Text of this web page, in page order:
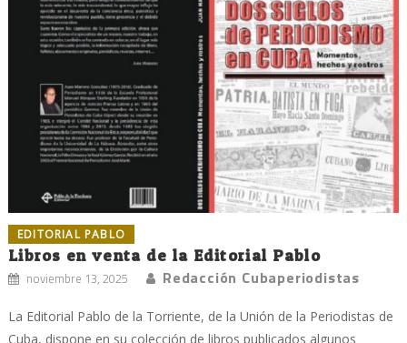
EDITORIAL PABLO
Libros en venta de la Editorial Pablo
noviembre 13, 2025 Redacción Cubaperiodistas
La Editorial Pablo de la Torriente, de la Unión de la Periodistas de
Cuba, dispone en su colección de libros publicados algunos